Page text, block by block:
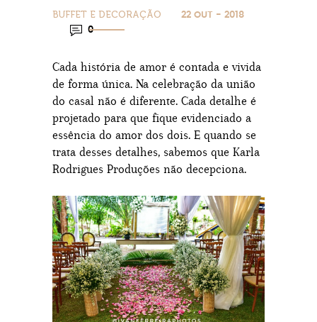
BUFFET E DECORAÇÃO
22 OUT - 2018
0
Cada história de amor é contada e vivida
de forma única. Na celebração da união
do casal não é diferente. Cada detalhe é
projetado para que fique evidenciado a
essência do amor dos dois. E quando se
trata desses detalhes, sabemos que Karla
Rodrigues Produções não decepciona.